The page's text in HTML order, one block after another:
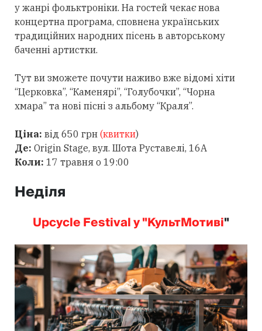
у жанрі фольктроніки. На гостей чекає нова
концертна програма, сповнена українських
традиційних народних пісень в авторському
баченні артистки.
Тут ви зможете почути наживо вже відомі хіти
“Церковка”, “Каменярі”, “Голубочки”, “Чорна
хмара” та нові пісні з альбому “Краля”.
Ціна: від 650 грн (квитки)
Де: Origin Stage, вул. Шота Руставелі, 16А
Коли: 17 травня о 19:00
Неділя
Upcycle Festival у "КультМотиві"